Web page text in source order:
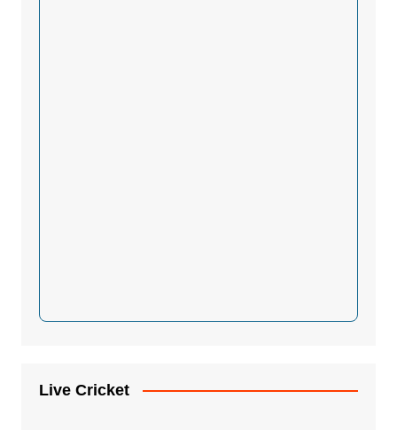
Live Cricket